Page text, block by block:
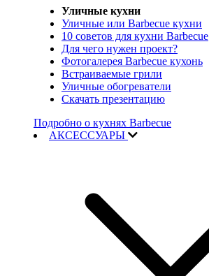
Уличные кухни
Уличные или Barbecue кухни
10 советов для кухни Barbecue
Для чего нужен проект?
Фотогалерея Barbecue кухонь
Встраиваемые грили
Уличные обогреватели
Скачать презентацию
Подробно о кухнях Barbecue
АКСЕССУАРЫ